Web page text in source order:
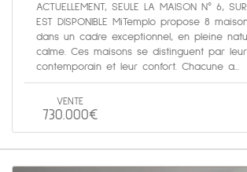
ACTUELLEMENT, SEULE LA MAISON N° 6,
EST DISPONIBLE MiTemplo propose 8
dans un cadre exceptionnel, en pleine
calme. Ces maisons se distinguent par
contemporain et leur confort. Chacune a...
VENTE
730.000€